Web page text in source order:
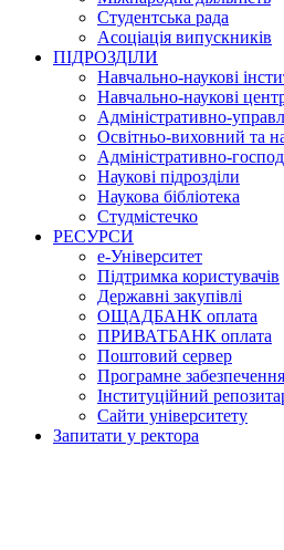
Студентська рада
Асоціація випускників
ПІДРОЗДІЛИ
Навчально-наукові
Навчально-наукові
Адміністративно-
Освітньо-виховний та
Адміністративно-
Наукові підрозділи
Наукова бібліотека
Студмістечко
РЕСУРСИ
е-Університет
Підтримка користувачів
Державні закупівлі
ОЩАДБАНК оплата
ПРИВАТБАНК оплата
Поштовий сервер
Програмне забезпечення
Інституційний
Сайти університету
Запитати у ректора